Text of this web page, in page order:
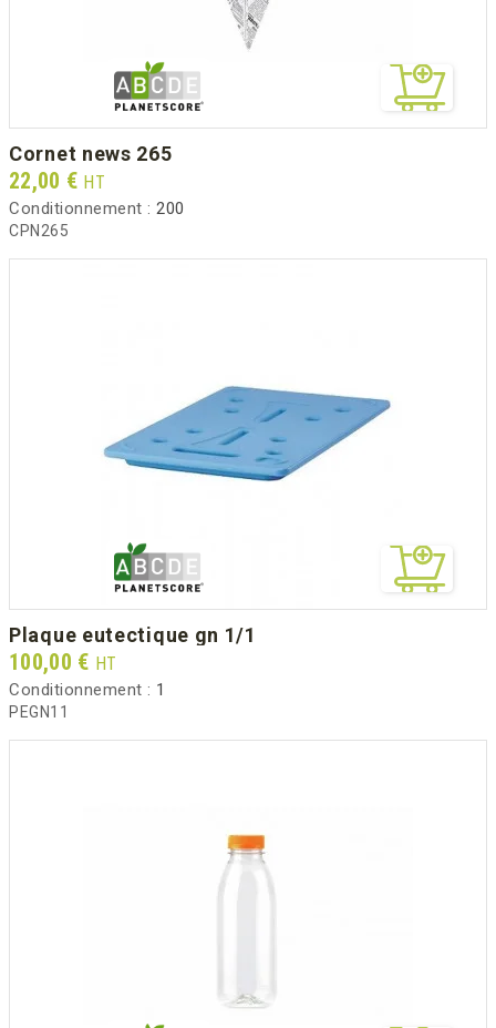
cornet news 265
Prix
22,00 € HT
Conditionnement : 200
CPN265
plaque eutectique gn 1/1
Prix
100,00 € HT
Conditionnement : 1
PEGN11